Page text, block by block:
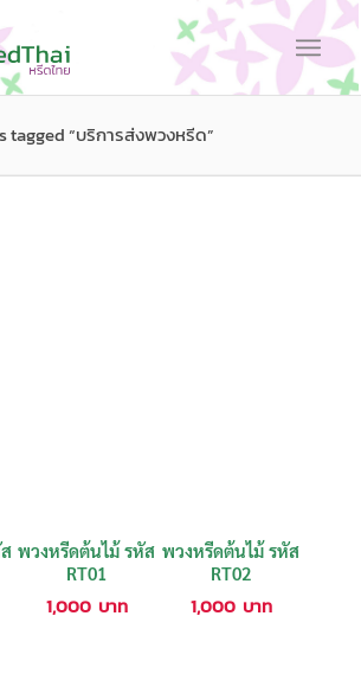
tagged “บริการส่งพวงหรีด”
พวงหรีดต้นไม้ รหัส
RT01
1,000 บาท
พวงหรีดต้นไม้ รหัส
RT02
1,000 บาท